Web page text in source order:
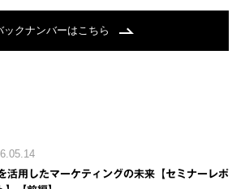
ックナンバーはこちら
活用したマーケティングの未来【セミナーレポ